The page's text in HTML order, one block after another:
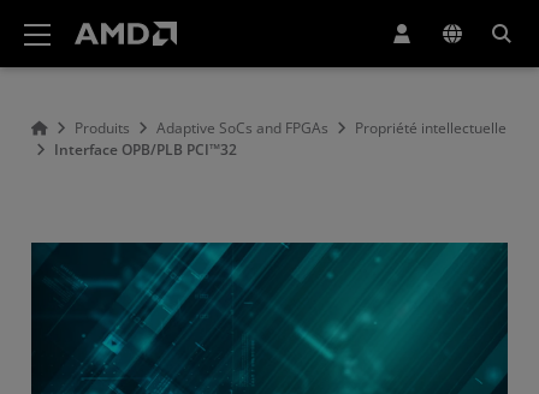
Produits Adaptive SoCs and FPGAs
Propriété intellectuelle
Interface OPB/PLB PCI™32